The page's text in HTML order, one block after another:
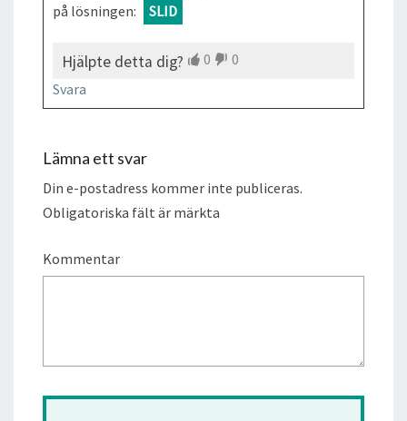
på lösningen:
SLID
Hjälpte detta dig? 0
0
Svara
Lämna ett svar
Din e-postadress kommer inte publiceras.
Obligatoriska fält är märkta
Kommentar